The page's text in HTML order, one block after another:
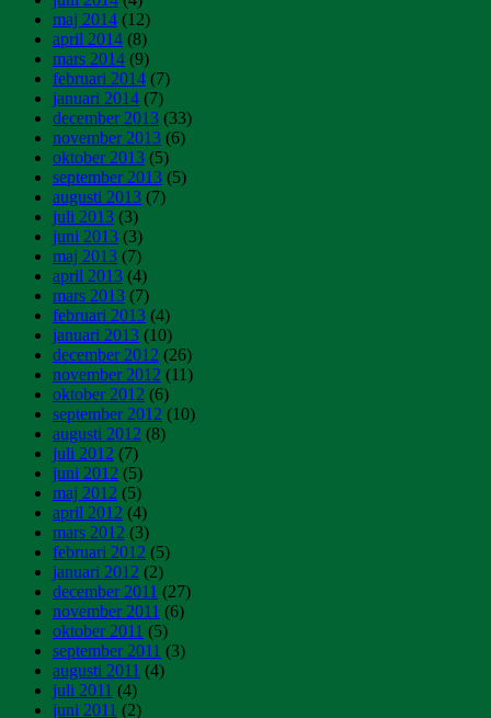
maj 2014 (12)
april 2014 (8)
mars 2014 (9)
februari 2014 (7)
januari 2014 (7)
december 2013 (33)
november 2013 (6)
oktober 2013 (5)
september 2013 (5)
augusti 2013 (7)
juli 2013 (3)
juni 2013 (3)
maj 2013 (7)
april 2013 (4)
mars 2013 (7)
februari 2013 (4)
januari 2013 (10)
december 2012 (26)
november 2012 (11)
oktober 2012 (6)
september 2012 (10)
augusti 2012 (8)
juli 2012 (7)
juni 2012 (5)
maj 2012 (5)
april 2012 (4)
mars 2012 (3)
februari 2012 (5)
januari 2012 (2)
december 2011 (27)
november 2011 (6)
oktober 2011 (5)
september 2011 (3)
augusti 2011 (4)
juli 2011 (4)
juni 2011 (2)